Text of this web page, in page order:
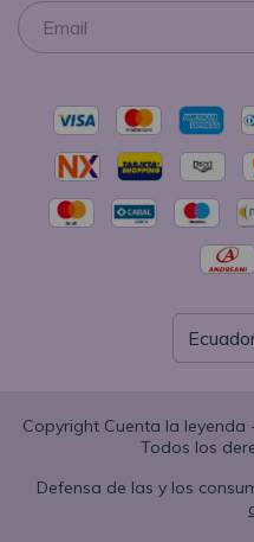
Copyright Cuenta la
Todos los
Defensa de las y los